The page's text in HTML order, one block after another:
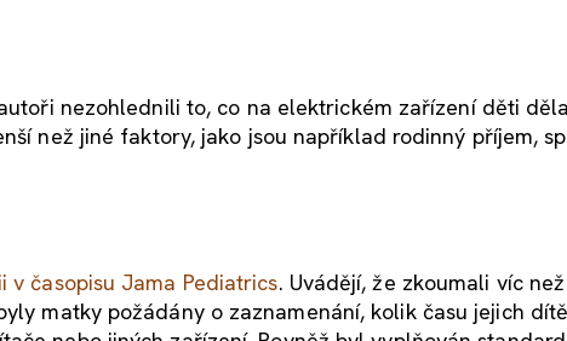
nezohlednili to, co na elektrickém zařízení děti
než jiné faktory, jako jsou například rodinný příjem,
v časopisu Jama Pediatrics. Uvádějí, že zkoumali víc
matky požádány o zaznamenání, kolik času jejich